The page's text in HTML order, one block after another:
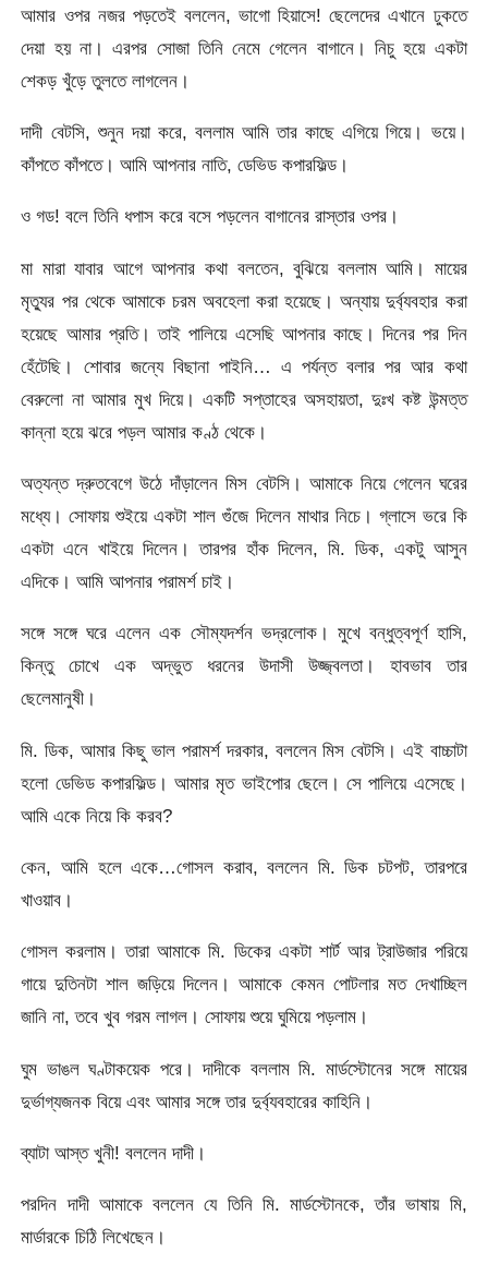
আমার ওপর নজর পড়তেই বললেন, ভাগো হিয়াসে! ছেলেদের এখানে ঢুকতে
দেয়া হয় না। এরপর সোজা তিনি নেমে গেলেন বাগানে। নিচু হয়ে একটা
শেকড় খুঁড়ে তুলতে লাগলেন।
দাদী বেটসি, শুনুন দয়া করে, বললাম আমি তার কাছে এগিয়ে গিয়ে। ভয়ে।
কাঁপতে কাঁপতে। আমি আপনার নাতি, ডেভিড কপারফিল্ড।
ও গড! বলে তিনি ধপাস করে বসে পড়লেন বাগানের রাস্তার ওপর।
মা মারা যাবার আগে আপনার কথা বলতেন, বুঝিয়ে বললাম আমি। মায়ের
মৃত্যুর পর থেকে আমাকে চরম অবহেলা করা হয়েছে। অন্যায় দুর্ব্যবহার করা
হয়েছে আমার প্রতি। তাই পালিয়ে এসেছি আপনার কাছে। দিনের পর দিন
হেঁটেছি। শোবার জন্যে বিছানা পাইনি… এ পর্যন্ত বলার পর আর কথা
বেরুলো না আমার মুখ দিয়ে। একটি সপ্তাহের অসহায়তা, দুঃখ কষ্ট উন্মত্ত
কান্না হয়ে ঝরে পড়ল আমার কণ্ঠ থেকে।
অত্যন্ত দ্রুতবেগে উঠে দাঁড়ালেন মিস বেটসি। আমাকে নিয়ে গেলেন ঘরের
মধ্যে। সোফায় শুইয়ে একটা শাল গুঁজে দিলেন মাথার নিচে। গ্লাসে ভরে কি
একটা এনে খাইয়ে দিলেন। তারপর হাঁক দিলেন, মি. ডিক, একটু আসুন
এদিকে। আমি আপনার পরামর্শ চাই।
সঙ্গে সঙ্গে ঘরে এলেন এক সৌম্যদর্শন ভদ্রলোক। মুখে বন্ধুত্বপূর্ণ হাসি,
কিন্তু চোখে এক অদ্ভুত ধরনের উদাসী উজ্জ্বলতা। হাবভাব তার
ছেলেমানুষী।
মি. ডিক, আমার কিছু ভাল পরামর্শ দরকার, বললেন মিস বেটসি। এই বাচ্চাটা
হলো ডেভিড কপারফিল্ড। আমার মৃত ভাইপোর ছেলে। সে পালিয়ে এসেছে।
আমি একে নিয়ে কি করব?
কেন, আমি হলে একে…গোসল করাব, বললেন মি. ডিক চটপট, তারপরে
খাওয়াব।
গোসল করলাম। তারা আমাকে মি. ডিকের একটা শার্ট আর ট্রাউজার পরিয়ে
গায়ে দুতিনটা শাল জড়িয়ে দিলেন। আমাকে কেমন পোটলার মত দেখাচ্ছিল
জানি না, তবে খুব গরম লাগল। সোফায় শুয়ে ঘুমিয়ে পড়লাম।
ঘুম ভাঙল ঘণ্টাকয়েক পরে। দাদীকে বললাম মি. মার্ডস্টোনের সঙ্গে মায়ের
দুর্ভাগ্যজনক বিয়ে এবং আমার সঙ্গে তার দুর্ব্যবহারের কাহিনি।
ব্যাটা আস্ত খুনী! বললেন দাদী।
পরদিন দাদী আমাকে বললেন যে তিনি মি. মার্ডস্টোনকে, তাঁর ভাষায় মি,
মার্ডারকে চিঠি লিখেছেন।